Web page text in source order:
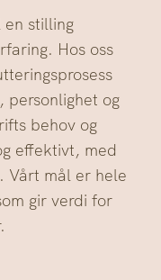
stilling
Hos oss
personlighet og
behov og
effektivt, med
Vårt mål er hele
gir verdi for